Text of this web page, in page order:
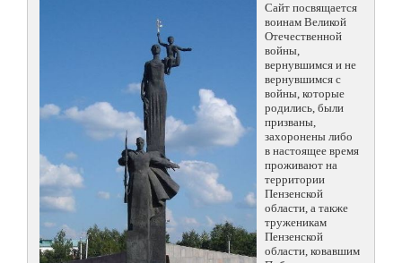
Сайт посвящается
воинам Великой
Отечественной
войны,
вернувшимся и не
вернувшимся с
войны, которые
родились, были
призваны,
захоронены либо
в настоящее время
проживают на
территории
Пензенской
области, а также
труженикам
Пензенской
области, ковавшим